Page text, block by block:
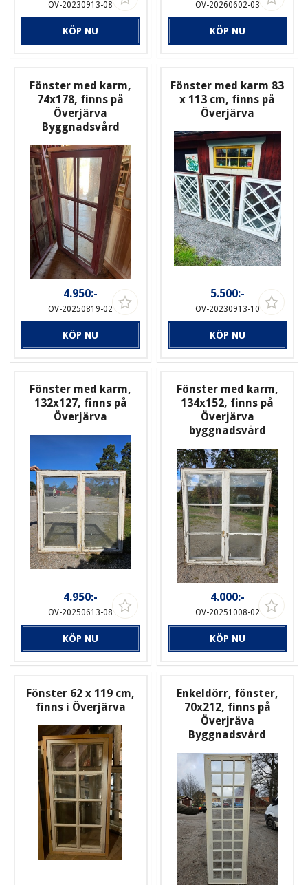
OV-20230913-08
KÖP NU
OV-20260602-03
KÖP NU
Fönster med karm,
74x178, finns på
Överjärva
Byggnadsvård
4.950:-
OV-20250819-02
KÖP NU
Fönster med karm 83
x 113 cm, finns på
Överjärva
5.500:-
OV-20230913-10
KÖP NU
Fönster med karm,
132x127, finns på
Överjärva
4.950:-
OV-20250613-08
KÖP NU
Fönster med karm,
134x152, finns på
Överjärva
byggnadsvård
4.000:-
OV-20251008-02
KÖP NU
Fönster 62 x 119 cm,
finns i Överjärva
Enkeldörr, fönster,
70x212, finns på
Överjräva
Byggnadsvård